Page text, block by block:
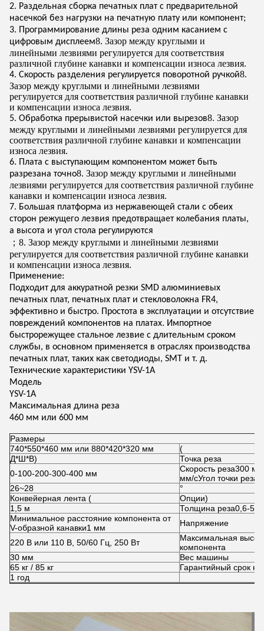
2. Раздельная сборка печатных плат с предварительной
насечкой без нагрузки на печатную плату или компонент;
3. Программирование длины реза одним касанием с
цифровым дисплеем8. Зазор между круглыми и
линейными лезвиями регулируется для соответствия
различной глубине канавки и компенсации износа лезвия.
4. Скорость разделения регулируется поворотной ручкой8.
Зазор между круглыми и линейными лезвиями
регулируется для соответствия различной глубине канавки
и компенсации износа лезвия.
5. Обработка прерывистой насечки или вырезов8. Зазор
между круглыми и линейными лезвиями регулируется для
соответствия различной глубине канавки и компенсации
износа лезвия.
6. Плата с выступающим компонентом может быть
разрезана точно8. Зазор между круглыми и линейными
лезвиями регулируется для соответствия различной глубине
канавки и компенсации износа лезвия.
7. Большая платформа из нержавеющей стали с обеих
сторон режущего лезвия предотвращает колебания платы,
а высота и угол стола регулируются
； 8. Зазор между круглыми и линейными лезвиями
регулируется для соответствия различной глубине канавки
и компенсации износа лезвия.
Применение:
Подходит для аккуратной резки SMD алюминиевых
печатных плат, печатных плат и стекловолокна FR4,
эффективно и быстро. Простота в эксплуатации и отсутствие
повреждений компонентов на платах. Импортное
быстрорежущее стальное лезвие с длительным сроком
службы, в основном применяется в отраслях производства
печатных плат, таких как светодиоды, SMT и т. д.
Технические характеристики YSV-1A
Модель
YSV-1A
Максимальная длина реза
460 мм или 600 мм
Размеры
740*550*460 мм или 880*420*320 мм
(
Д*Ш*В)
Точка реза
0-100-200-300-400 мм
Скорость реза300
мм/сУгол точки реза
26~28
°
Конвейерная лента (
Опции)
1,5 м
Толщина реза0,6-
Минимальное расстояние компонента от
V-образной канавки1 мм Напряжение
220 В или 110 В, 50/60 Гц, 250 Вт
Максимальная
компонента
30 мм
Вес машины
65 кг / 85 кг
Гарантийный срок
1 год